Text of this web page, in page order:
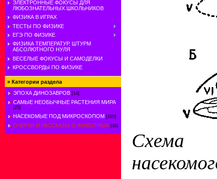
ЭЛЕКТРОННЫЕ ФОКУСЫ ДЛЯ
ЛЮБОЗНАТЕЛЬНЫХ ШКОЛЬНИКОВ
ФИЗИКА В ИГРАХ
ТЕСТЫ ПО ФИЗИКЕ
ЕГЭ ПО ФИЗИКЕ
ФИЗИКА ТЕМПЕРАТУР. ШТУРМ
АБСОЛЮТНОГО НУЛЯ
ВЕСЕЛЫЕ ФОКУСЫ И САМОДЕЛКИ
КРОССВОРДЫ ПО ФИЗИКЕ
» Категории раздела
ЭПОХА ДИНОЗАВРОВ [14]
САМЫЕ НЕОБЫЧНЫЕ РАСТЕНИЯ МИРА
[25]
НАСЕКОМЫЕ ПОД МИКРОСКОПОМ [105]
ОЧЕРКИ И РАССКАЗЫ О ЖИВОТНЫХ [30]
Схема